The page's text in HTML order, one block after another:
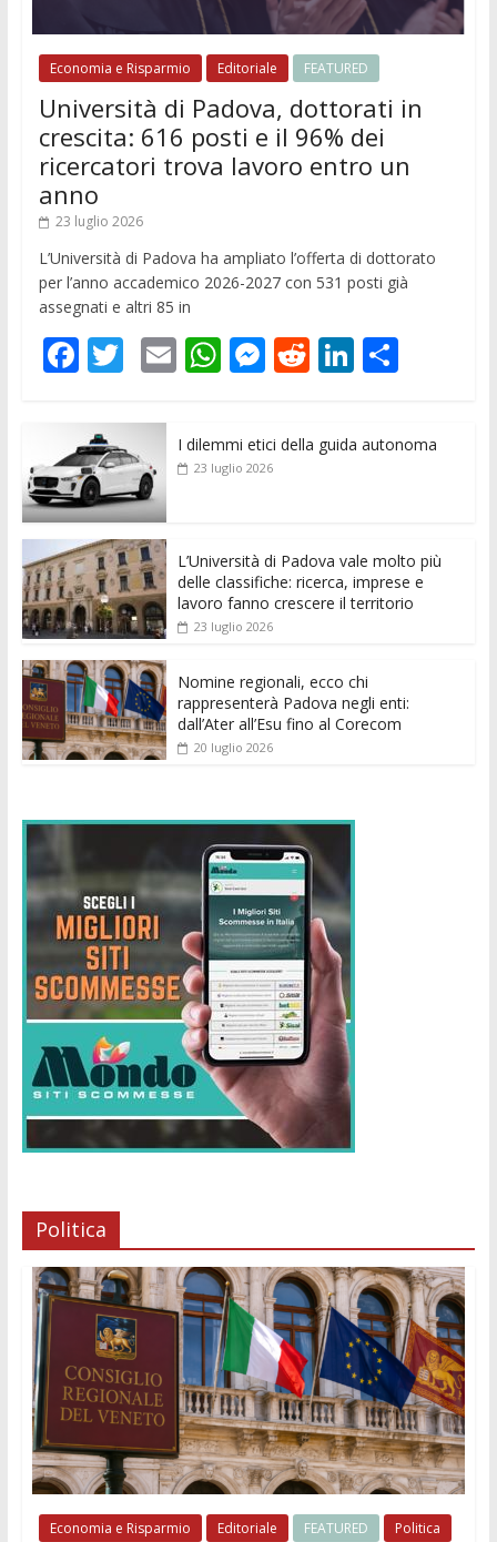
Economia e Risparmio Editoriale FEATURED
Università di Padova, dottorati in
crescita: 616 posti e il 96% dei
ricercatori trova lavoro entro un
anno
23 luglio 2026
L’Università di Padova ha ampliato l’offerta di dottorato
per l’anno accademico 2026-2027 con 531 posti già
assegnati e altri 85 in
F
e
b
o
o
k
T
itt
er
E
ai
l
W
s
p
M
ss
e
er
R
di
Li
e
C
di
I dilemmi etici della guida autonoma
23 luglio 2026
L’Università di Padova vale molto più
delle classifiche: ricerca, imprese e
lavoro fanno crescere il territorio
23 luglio 2026
Nomine regionali, ecco chi
rappresenterà Padova negli enti:
dall’Ater all’Esu fino al Corecom
20 luglio 2026
Politica
Economia e Risparmio Editoriale FEATURED Politica